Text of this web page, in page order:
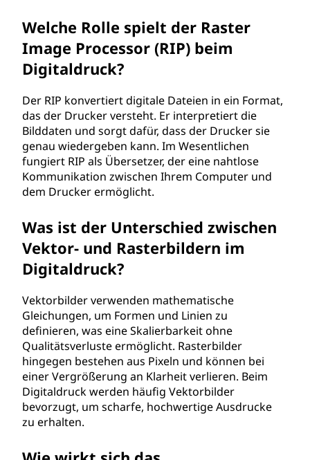
Welche Rolle spielt der Raster
Image Processor (RIP) beim
Digitaldruck?
Der RIP konvertiert digitale Dateien in ein Format,
das der Drucker versteht. Er interpretiert die
Bilddaten und sorgt dafür, dass der Drucker sie
genau wiedergeben kann. Im Wesentlichen
fungiert RIP als Übersetzer, der eine nahtlose
Kommunikation zwischen Ihrem Computer und
dem Drucker ermöglicht.
Was ist der Unterschied zwischen
Vektor- und Rasterbildern im
Digitaldruck?
Vektorbilder verwenden mathematische
Gleichungen, um Formen und Linien zu
definieren, was eine Skalierbarkeit ohne
Qualitätsverluste ermöglicht. Rasterbilder
hingegen bestehen aus Pixeln und können bei
einer Vergrößerung an Klarheit verlieren. Beim
Digitaldruck werden häufig Vektorbilder
bevorzugt, um scharfe, hochwertige Ausdrucke
zu erhalten.